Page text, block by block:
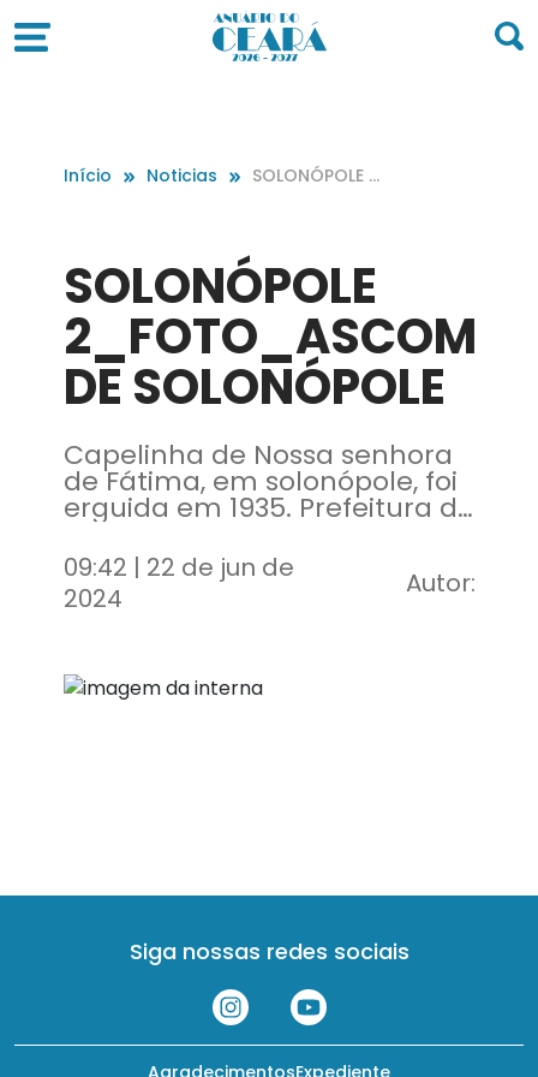
Início Noticias
SOLONÓPOLE 2
SOLONÓPOLE
2_FOTO_ASCOM
DE SOLONÓPOLE
Capelinha de Nossa senhora
de Fátima, em solonópole, foi
erguida em 1935. Prefeitura de
Solonópole
09:42 | 22 de jun de
2024
Autor:
Siga nossas redes sociais
Expediente
Agradecimentos